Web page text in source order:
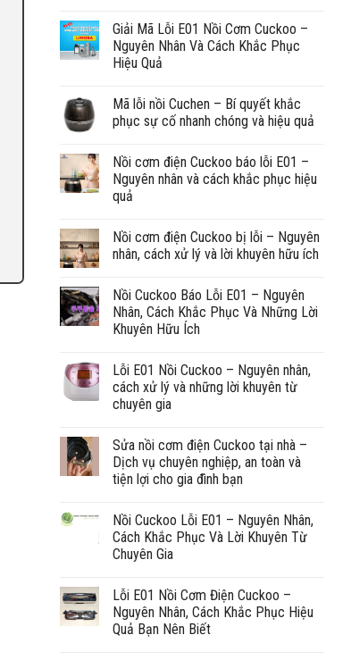
Giải Mã Lỗi E01 Nồi Cơm Cuckoo –
Nguyên Nhân Và Cách Khắc Phục
Hiệu Quả
Mã lỗi nồi Cuchen – Bí quyết khắc
phục sự cố nhanh chóng và hiệu quả
Nồi cơm điện Cuckoo báo lỗi E01 –
Nguyên nhân và cách khắc phục hiệu
quả
Nồi cơm điện Cuckoo bị lỗi – Nguyên
nhân, cách xử lý và lời khuyên hữu ích
Nồi Cuckoo Báo Lỗi E01 – Nguyên
Nhân, Cách Khắc Phục Và Những Lời
Khuyên Hữu Ích
Lỗi E01 Nồi Cuckoo – Nguyên nhân,
cách xử lý và những lời khuyên từ
chuyên gia
Sửa nồi cơm điện Cuckoo tại nhà –
Dịch vụ chuyên nghiệp, an toàn và
tiện lợi cho gia đình bạn
Nồi Cuckoo Lỗi E01 – Nguyên Nhân,
Cách Khắc Phục Và Lời Khuyên Từ
Chuyên Gia
Lỗi E01 Nồi Cơm Điện Cuckoo –
Nguyên Nhân, Cách Khắc Phục Hiệu
Quả Bạn Nên Biết